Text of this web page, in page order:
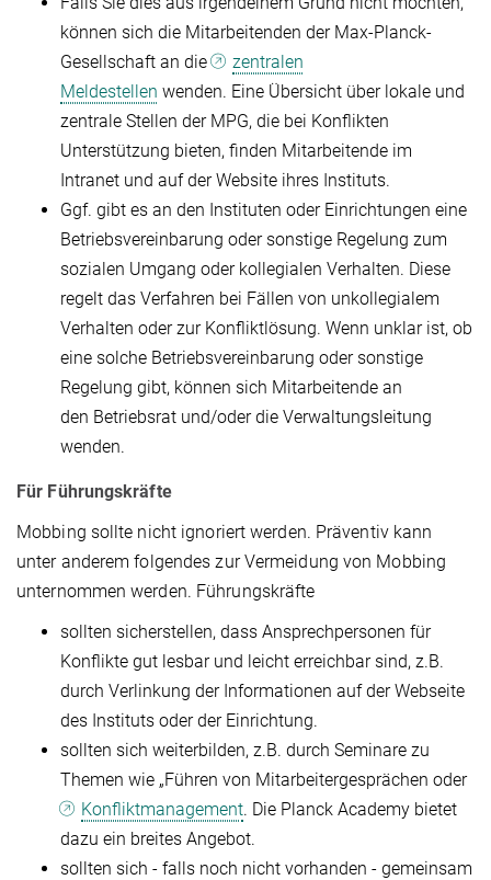
können sich die Mitarbeitenden der Max-Planck-
Gesellschaft an die
zentralen
Meldestellen wenden. Eine Übersicht über lokale und
zentrale Stellen der MPG, die bei Konflikten
Unterstützung bieten, finden Mitarbeitende im
Intranet und auf der Website ihres Instituts.
Ggf. gibt es an den Instituten oder Einrichtungen eine
Betriebsvereinbarung oder sonstige Regelung zum
sozialen Umgang oder kollegialen Verhalten. Diese
regelt das Verfahren bei Fällen von unkollegialem
Verhalten oder zur Konfliktlösung. Wenn unklar ist, ob
eine solche Betriebsvereinbarung oder sonstige
Regelung gibt, können sich Mitarbeitende an
den Betriebsrat und/oder die Verwaltungsleitung
wenden.
Für Führungskräfte
Mobbing sollte nicht ignoriert werden. Präventiv kann
unter anderem folgendes zur Vermeidung von Mobbing
unternommen werden. Führungskräfte
sollten sicherstellen, dass Ansprechpersonen für
Konflikte gut lesbar und leicht erreichbar sind, z.B.
durch Verlinkung der Informationen auf der Webseite
des Instituts oder der Einrichtung.
sollten sich weiterbilden, z.B. durch Seminare zu
Themen wie „Führen von Mitarbeitergesprächen oder
Konfliktmanagement. Die Planck Academy bietet
dazu ein breites Angebot.
sollten sich - falls noch nicht vorhanden - gemeinsam